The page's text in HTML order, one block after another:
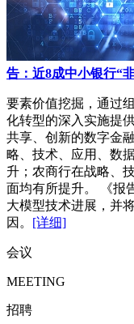
告：近8成中小银行“
要素价值挖掘，通过
化转型的深入实施提
共享、创新的数字金
略、技术、应用、数
升；农商行在战略、
面均有所提升。 《报
大模型技术进展，并
因。 [详细]
会议
MEETING
招聘